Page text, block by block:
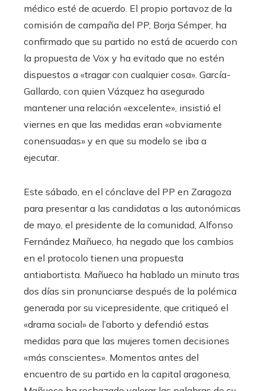
médico esté de acuerdo. El propio portavoz de la
comisión de campaña del PP, Borja Sémper, ha
confirmado que su partido no está de acuerdo con
la propuesta de Vox y ha evitado que no estén
dispuestos a «tragar con cualquier cosa». García-
Gallardo, con quien Vázquez ha asegurado
mantener una relación «excelente», insistió el
viernes en que las medidas eran «obviamente
conensuadas» y en que su modelo se iba a
ejecutar.
Este sábado, en el cónclave del PP en Zaragoza
para presentar a las candidatas a las autonómicas
de mayo, el presidente de la comunidad, Alfonso
Fernández Mañueco, ha negado que los cambios
en el protocolo tienen una propuesta
antiabortista. Mañueco ha hablado un minuto tras
dos días sin pronunciarse después de la polémica
generada por su vicepresidente, que critiqueó el
«drama social» de l’aborto y defendió estas
medidas para que las mujeres tomen decisiones
«más conscientes». Momentos antes del
encuentro de su partido en la capital aragonesa,